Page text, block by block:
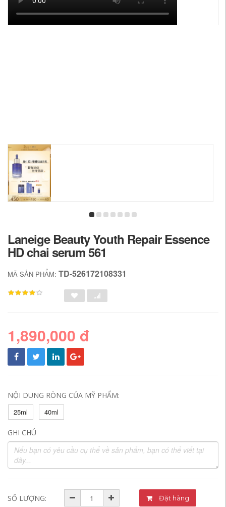
Laneige Beauty Youth Repair Essence
HD chai serum 561
MÃ SẢN PHẨM: TD-526172108331
1,890,000 đ
NỘI DUNG RÒNG CỦA MỸ PHẨM:
25ml
40ml
GHI CHÚ
SỐ LƯỢNG: Đặt hàng